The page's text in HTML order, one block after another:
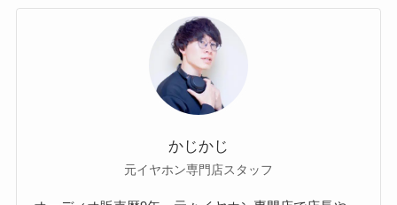
かじかじ
元イヤホン専門店スタッフ